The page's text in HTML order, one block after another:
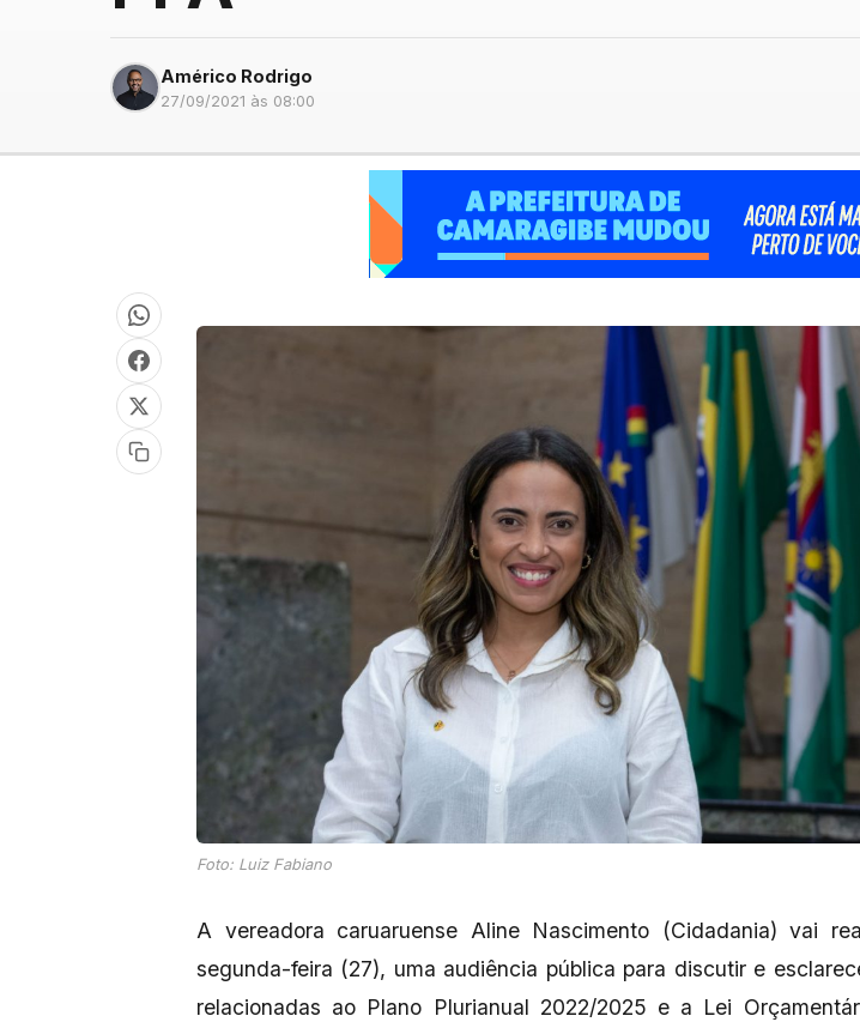
Américo Rodrigo
27/09/2021 às 08:00
Foto: Luiz Fabiano
A vereadora caruaruense Aline Nascimento (Cidadania) vai
segunda-feira (27), uma audiência pública para discutir e
relacionadas ao Plano Plurianual 2022/2025 e a Lei